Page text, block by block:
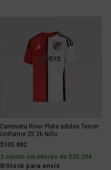
Camiseta River Plate adidas Tercer
Uniforme 25 26 Niño
$105.882
3 cuotas sin interés de $35.294
Stock para envío